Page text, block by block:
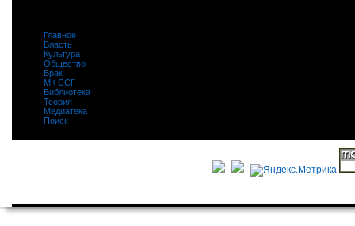
Главное
Власть
Культура
Общество
Брак
МК ССГ
Библиотека
Теория
Медиатека
Поиск